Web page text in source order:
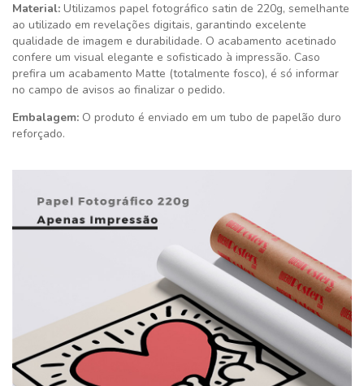
Material: Utilizamos papel fotográfico satin de 220g, semelhante
ao utilizado em revelações digitais, garantindo excelente
qualidade de imagem e durabilidade. O acabamento acetinado
confere um visual elegante e sofisticado à impressão. Caso
prefira um acabamento Matte (totalmente fosco), é só informar
no campo de avisos ao finalizar o pedido.
Embalagem: O produto é enviado em um tubo de papelão duro
reforçado.